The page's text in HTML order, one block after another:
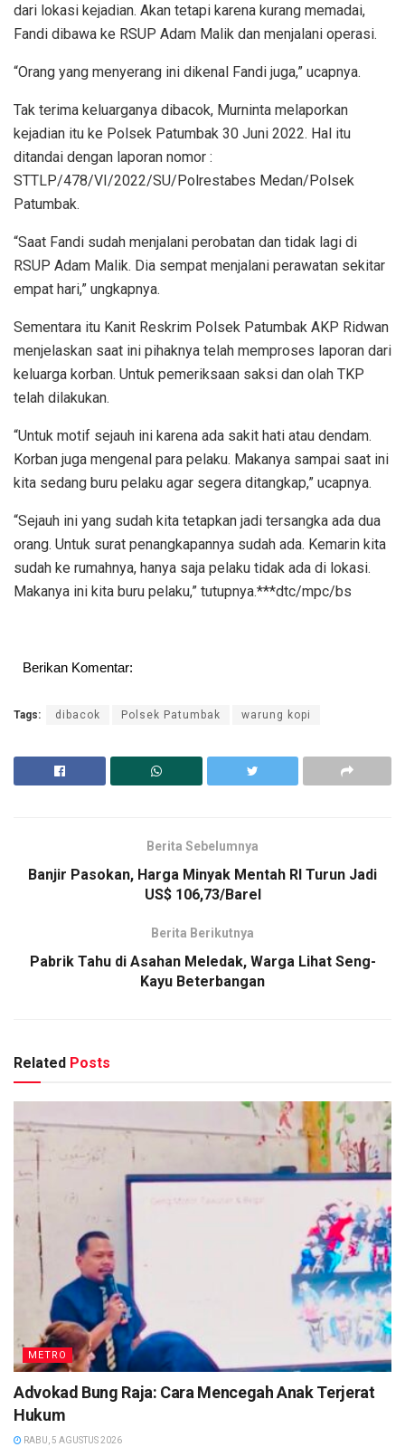
dari lokasi kejadian. Akan tetapi karena kurang memadai,
Fandi dibawa ke RSUP Adam Malik dan menjalani operasi.
“Orang yang menyerang ini dikenal Fandi juga,” ucapnya.
Tak terima keluarganya dibacok, Murninta melaporkan
kejadian itu ke Polsek Patumbak 30 Juni 2022. Hal itu
ditandai dengan laporan nomor :
STTLP/478/VI/2022/SU/Polrestabes Medan/Polsek
Patumbak.
“Saat Fandi sudah menjalani perobatan dan tidak lagi di
RSUP Adam Malik. Dia sempat menjalani perawatan sekitar
empat hari,” ungkapnya.
Sementara itu Kanit Reskrim Polsek Patumbak AKP Ridwan
menjelaskan saat ini pihaknya telah memproses laporan dari
keluarga korban. Untuk pemeriksaan saksi dan olah TKP
telah dilakukan.
“Untuk motif sejauh ini karena ada sakit hati atau dendam.
Korban juga mengenal para pelaku. Makanya sampai saat ini
kita sedang buru pelaku agar segera ditangkap,” ucapnya.
“Sejauh ini yang sudah kita tetapkan jadi tersangka ada dua
orang. Untuk surat penangkapannya sudah ada. Kemarin kita
sudah ke rumahnya, hanya saja pelaku tidak ada di lokasi.
Makanya ini kita buru pelaku,” tutupnya.***dtc/mpc/bs
Berikan Komentar:
Tags: dibacok Polsek Patumbak warung kopi
Berita Sebelumnya
Banjir Pasokan, Harga Minyak Mentah RI Turun Jadi
US$ 106,73/Barel
Berita Berikutnya
Pabrik Tahu di Asahan Meledak, Warga Lihat Seng-
Kayu Beterbangan
Related Posts
METRO
Advokad Bung Raja: Cara Mencegah Anak Terjerat
Hukum
RABU, 5 AGUSTUS 2026